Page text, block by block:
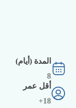
المدة (أيام)
8
أقل عمر
18+